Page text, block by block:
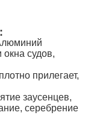
судов,
прилегает,
заусенцев,
серебрение